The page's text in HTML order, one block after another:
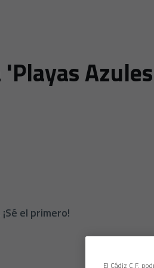
el primero!
El Cádiz C.F.